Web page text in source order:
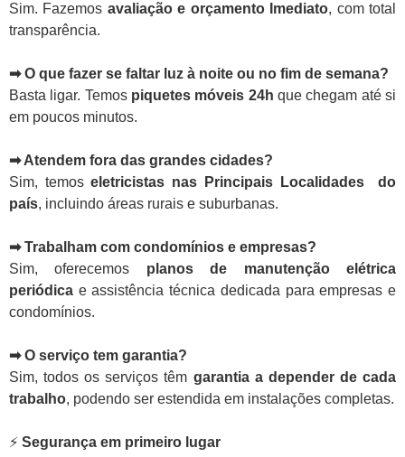
Sim. Fazemos avaliação e orçamento Imediato, com total
transparência.
➡ O que fazer se faltar luz à noite ou no fim de semana?
Basta ligar. Temos piquetes móveis 24h que chegam até si
em poucos minutos.
➡ Atendem fora das grandes cidades?
Sim, temoseletricistas nas Principais Localidades do
país, incluindo áreas rurais e suburbanas.
➡ Trabalham com condomínios e empresas?
Sim, oferecemos planos de manutenção elétrica
periódica e assistência técnica dedicada para empresas e
condomínios.
➡ O serviço tem garantia?
Sim, todos os serviços têm garantia a depender de cada
trabalho, podendo ser estendida em instalações completas.
⚡ Segurança em primeiro lugar